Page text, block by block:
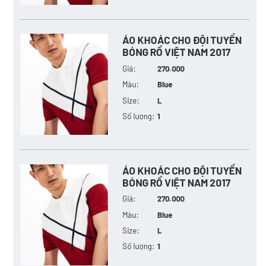
ÁO KHOÁC CHO ĐỘI TUYỂN
BÓNG RỔ VIỆT NAM 2017
Giá:
270.000
Màu:
Blue
Size:
L
Số lượng: 1
ÁO KHOÁC CHO ĐỘI TUYỂN
BÓNG RỔ VIỆT NAM 2017
Giá:
270.000
Màu:
Blue
Size:
L
Số lượng: 1